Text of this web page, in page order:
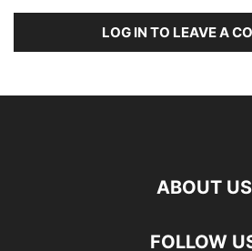
LOG IN TO LEAVE A
ABOUT US
FOLLOW